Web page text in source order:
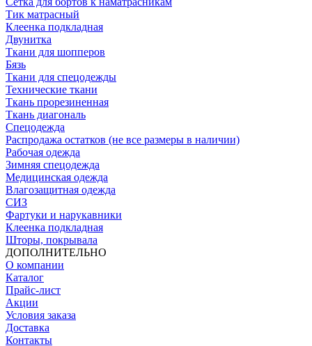
Тик матрасный
Клеенка подкладная
Двунитка
Ткани для шопперов
Бязь
Ткани для спецодежды
Технические ткани
Ткань прорезиненная
Ткань диагональ
Спецодежда
Распродажа остатков (не все размеры в наличии)
Рабочая одежда
Зимняя спецодежда
Медицинская одежда
Влагозащитная одежда
СИЗ
Фартуки и нарукавники
Клеенка подкладная
Шторы, покрывала
ДОПОЛНИТЕЛЬНО
О компании
Каталог
Прайс-лист
Акции
Условия заказа
Доставка
Контакты